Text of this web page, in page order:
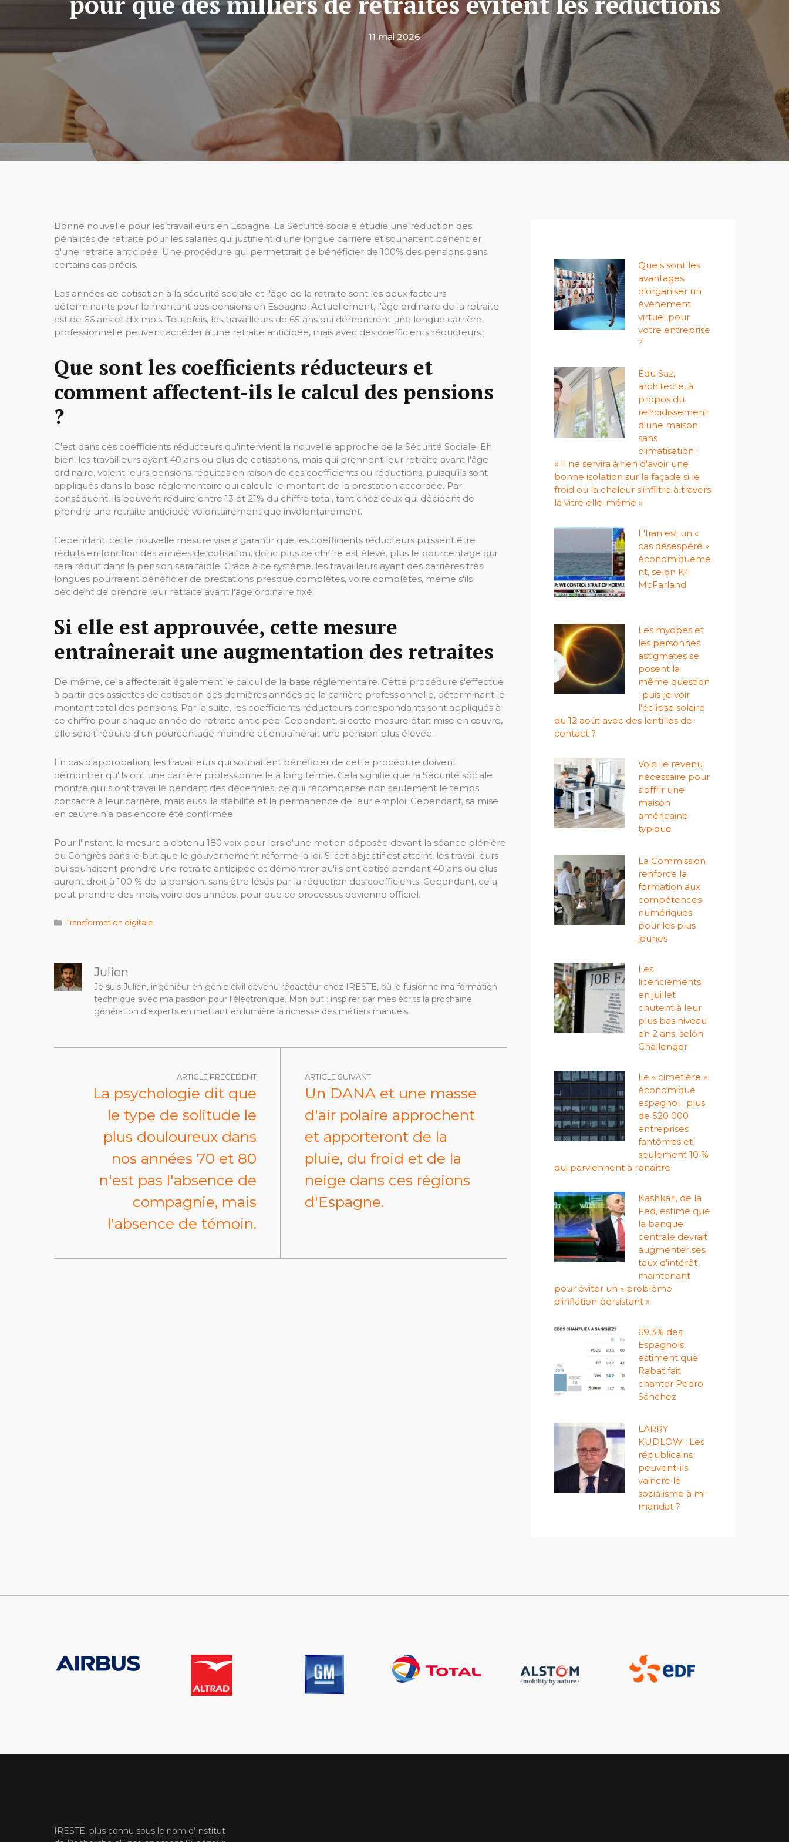
11 mai 2026
Bonne nouvelle pour les travailleurs en Espagne. La Sécurité sociale étudie une réduction des
pénalités de retraite pour les salariés qui justifient d'une longue carrière et souhaitent bénéficier
d'une retraite anticipée. Une procédure qui permettrait de bénéficier de 100% des pensions dans
certains cas précis.
Les années de cotisation à la sécurité sociale et l'âge de la retraite sont les deux facteurs
déterminants pour le montant des pensions en Espagne. Actuellement, l'âge ordinaire de la retraite
est de 66 ans et dix mois. Toutefois, les travailleurs de 65 ans qui démontrent une longue carrière
professionnelle peuvent accéder à une retraite anticipée, mais avec des coefficients réducteurs.
Que sont les coefficients réducteurs et
comment affectent-ils le calcul des pensions
?
C'est dans ces coefficients réducteurs qu'intervient la nouvelle approche de la Sécurité Sociale. Eh
bien, les travailleurs ayant 40 ans ou plus de cotisations, mais qui prennent leur retraite avant l'âge
ordinaire, voient leurs pensions réduites en raison de ces coefficients ou réductions, puisqu'ils sont
appliqués dans la base réglementaire qui calcule le montant de la prestation accordée. Par
conséquent, ils peuvent réduire entre 13 et 21% du chiffre total, tant chez ceux qui décident de
prendre une retraite anticipée volontairement que involontairement.
Cependant, cette nouvelle mesure vise à garantir que les coefficients réducteurs puissent être
réduits en fonction des années de cotisation, donc plus ce chiffre est élevé, plus le pourcentage qui
sera réduit dans la pension sera faible. Grâce à ce système, les travailleurs ayant des carrières très
longues pourraient bénéficier de prestations presque complètes, voire complètes, même s'ils
décident de prendre leur retraite avant l'âge ordinaire fixé.
Si elle est approuvée, cette mesure
entraînerait une augmentation des retraites
De même, cela affecterait également le calcul de la base réglementaire. Cette procédure s'effectue
à partir des assiettes de cotisation des dernières années de la carrière professionnelle, déterminant le
montant total des pensions. Par la suite, les coefficients réducteurs correspondants sont appliqués à
ce chiffre pour chaque année de retraite anticipée. Cependant, si cette mesure était mise en œuvre,
elle serait réduite d'un pourcentage moindre et entraînerait une pension plus élevée.
En cas d'approbation, les travailleurs qui souhaitent bénéficier de cette procédure doivent
démontrer qu'ils ont une carrière professionnelle à long terme. Cela signifie que la Sécurité sociale
montre qu'ils ont travaillé pendant des décennies, ce qui récompense non seulement le temps
consacré à leur carrière, mais aussi la stabilité et la permanence de leur emploi. Cependant, sa mise
en œuvre n’a pas encore été confirmée.
Pour l'instant, la mesure a obtenu 180 voix pour lors d'une motion déposée devant la séance plénière
du Congrès dans le but que le gouvernement réforme la loi. Si cet objectif est atteint, les travailleurs
qui souhaitent prendre une retraite anticipée et démontrer qu'ils ont cotisé pendant 40 ans ou plus
auront droit à 100 % de la pension, sans être lésés par la réduction des coefficients. Cependant, cela
peut prendre des mois, voire des années, pour que ce processus devienne officiel.
Catégories
Transformation digitale
Julien
Je suis Julien, ingénieur en génie civil devenu rédacteur chez IRESTE, où je fusionne ma formation
technique avec ma passion pour l'électronique. Mon but : inspirer par mes écrits la prochaine
génération d'experts en mettant en lumière la richesse des métiers manuels.
ARTICLE PRÉCÉDENT
La psychologie dit que
le type de solitude le
plus douloureux dans
nos années 70 et 80
n'est pas l'absence de
compagnie, mais
l'absence de témoin.
ARTICLE SUIVANT
Un DANA et une masse
d'air polaire approchent
et apporteront de la
pluie, du froid et de la
neige dans ces régions
d'Espagne.
Quels sont les
avantages
d’organiser un
événement
virtuel pour
votre entreprise
?
Edu Saz,
architecte, à
propos du
refroidissement
d'une maison
sans
climatisation :
« Il ne servira à rien d'avoir une
bonne isolation sur la façade si le
froid ou la chaleur s'infiltre à travers
la vitre elle-même »
L'Iran est un «
cas désespéré »
économiqueme
nt, selon KT
McFarland
Les myopes et
les personnes
astigmates se
posent la
même question
: puis-je voir
l'éclipse solaire
du 12 août avec des lentilles de
contact ?
Voici le revenu
nécessaire pour
s'offrir une
maison
américaine
typique
La Commission
renforce la
formation aux
compétences
numériques
pour les plus
jeunes
Les
licenciements
en juillet
chutent à leur
plus bas niveau
en 2 ans, selon
Challenger
Le « cimetière »
économique
espagnol : plus
de 520 000
entreprises
fantômes et
seulement 10 %
qui parviennent à renaître
Kashkari, de la
Fed, estime que
la banque
centrale devrait
augmenter ses
taux d'intérêt
maintenant
pour éviter un « problème
d'inflation persistant »
69,3% des
Espagnols
estiment que
Rabat fait
chanter Pedro
Sánchez
LARRY
KUDLOW : Les
républicains
peuvent-ils
vaincre le
socialisme à mi-
mandat ?
IRESTE, plus connu sous le nom d'Institut